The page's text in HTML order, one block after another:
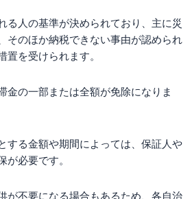
る人の基準が決められており、主に災
そのほか納税できない事由が認められ
置を受けられます。
金の一部または全額が免除になりま
する金額や期間によっては、保証人や
が必要です。
が不要になる場合もあるため、各自治